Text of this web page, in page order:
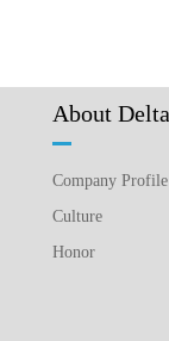
About Delta
Company Profile
Culture
Honor